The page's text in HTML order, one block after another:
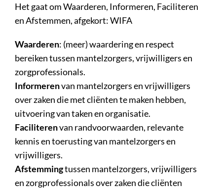
Het gaat om Waarderen, Informeren, Faciliteren
en Afstemmen, afgekort: WIFA
Waarderen: (meer) waardering en respect
bereiken tussen mantelzorgers, vrijwilligers en
zorgprofessionals.
Informerenvan mantelzorgers en vrijwilligers
over zaken die met cliënten te maken hebben,
uitvoering van taken en organisatie.
Faciliterenvan randvoorwaarden, relevante
kennis en toerusting van mantelzorgers en
vrijwilligers.
Afstemmingtussen mantelzorgers, vrijwilligers
en zorgprofessionals over zaken die cliënten